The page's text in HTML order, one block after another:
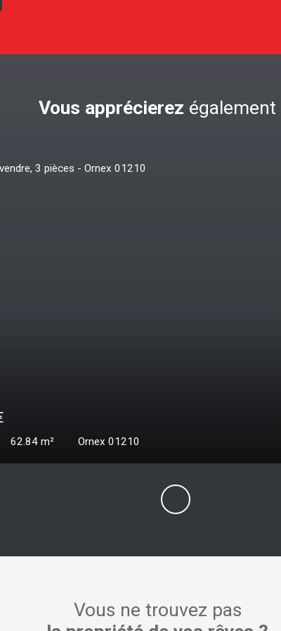
Vous apprécierez également
67.05 Ornex 01210
Vous ne trouvez pas